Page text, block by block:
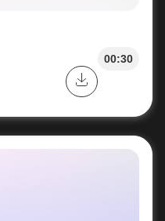
00:30